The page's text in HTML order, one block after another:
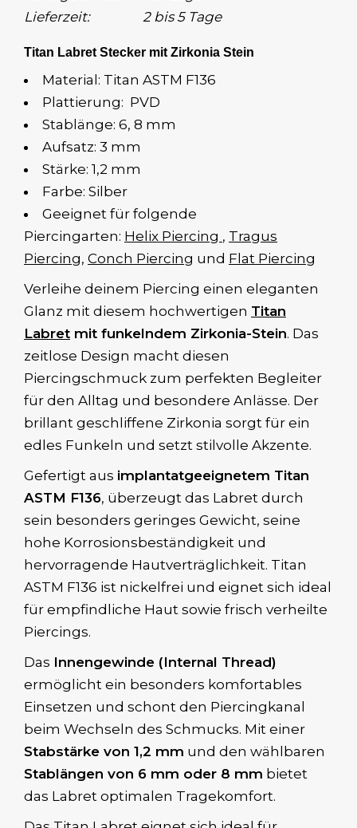
Lieferzeit:
2 bis 5 Tage
Titan Labret Stecker mit Zirkonia Stein
Material: Titan ASTM F136
Plattierung: PVD
Stablänge: 6, 8 mm
Aufsatz: 3 mm
Stärke: 1,2 mm
Farbe: Silber
Geeignet für folgende
Piercingarten: Helix Piercing , Tragus
Piercing, Conch Piercing und Flat Piercing
Verleihe deinem Piercing einen eleganten
Glanz mit diesem hochwertigen Titan
Labret mit funkelndem Zirkonia-Stein. Das
zeitlose Design macht diesen
Piercingschmuck zum perfekten Begleiter
für den Alltag und besondere Anlässe. Der
brillant geschliffene Zirkonia sorgt für ein
edles Funkeln und setzt stilvolle Akzente.
Gefertigt aus implantatgeeignetem Titan
ASTM F136, überzeugt das Labret durch
sein besonders geringes Gewicht, seine
hohe Korrosionsbeständigkeit und
hervorragende Hautverträglichkeit. Titan
ASTM F136 ist nickelfrei und eignet sich ideal
für empfindliche Haut sowie frisch verheilte
Piercings.
Das Innengewinde (Internal Thread)
ermöglicht ein besonders komfortables
Einsetzen und schont den Piercingkanal
beim Wechseln des Schmucks. Mit einer
Stabstärke von 1,2 mm und den wählbaren
Stablängen von 6 mm oder 8 mm bietet
das Labret optimalen Tragekomfort.